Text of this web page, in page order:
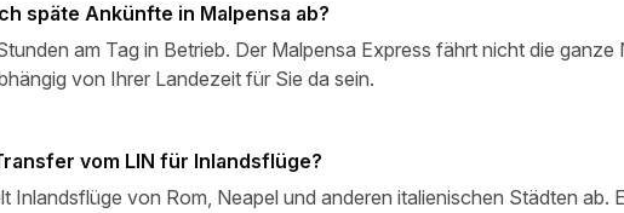
späte Ankünfte in Malpensa ab?
am Tag in Betrieb. Der Malpensa Express fährt nicht die
von Ihrer Landezeit für Sie da sein.
vom LIN für Inlandsflüge?
Inlandsflüge von Rom, Neapel und anderen italienischen Städten ab.